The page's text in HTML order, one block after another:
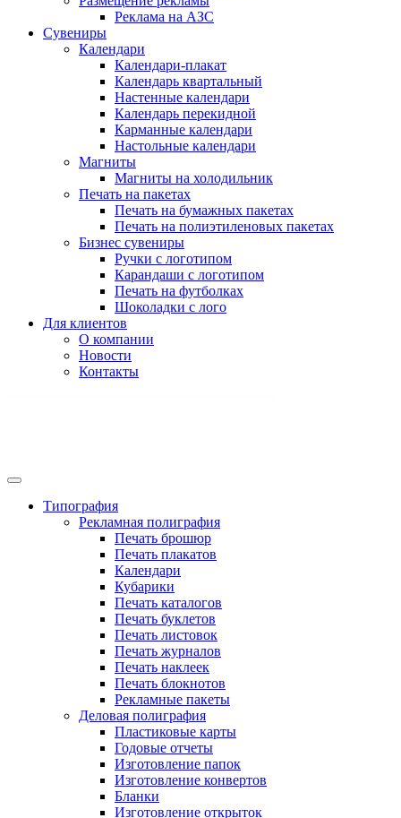
Реклама на АЗС
Сувениры
Календари
Календари-плакат
Календарь квартальный
Настенные календари
Календарь перекидной
Карманные календари
Настольные календари
Магниты
Магниты на холодильник
Печать на пакетах
Печать на бумажных пакетах
Печать на полиэтиленовых пакетах
Бизнес сувениры
Ручки с логотипом
Карандаши с логотипом
Печать на футболках
Шоколадки с лого
Для клиентов
О компании
Новости
Контакты
Типография
Рекламная полиграфия
Печать брошюр
Печать плакатов
Календари
Кубарики
Печать каталогов
Печать буклетов
Печать листовок
Печать журналов
Печать наклеек
Печать блокнотов
Рекламные пакеты
Деловая полиграфия
Пластиковые карты
Годовые отчеты
Изготовление папок
Изготовление конвертов
Бланки
Изготовление открыток